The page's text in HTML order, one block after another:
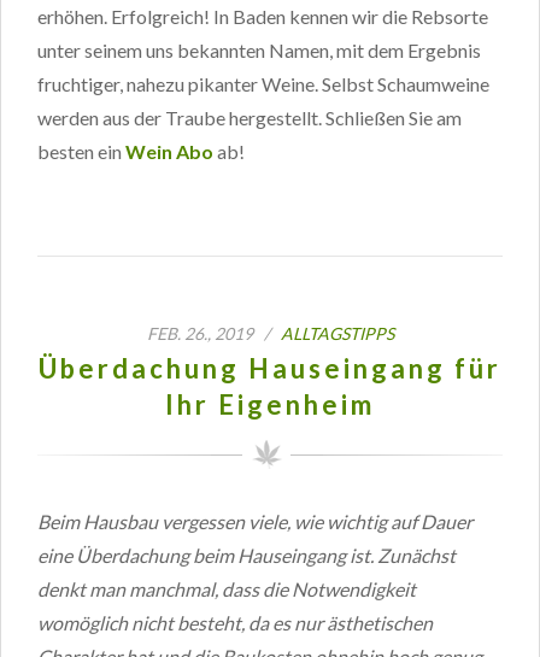
erhöhen. Erfolgreich! In Baden kennen wir die Rebsorte
unter seinem uns bekannten Namen, mit dem Ergebnis
fruchtiger, nahezu pikanter Weine. Selbst Schaumweine
werden aus der Traube hergestellt. Schließen Sie am
besten ein Wein Abo ab!
FEB. 26., 2019 / ALLTAGSTIPPS
Überdachung Hauseingang für
Ihr Eigenheim
Beim Hausbau vergessen viele, wie wichtig auf Dauer
eine Überdachung beim Hauseingang ist. Zunächst
denkt man manchmal, dass die Notwendigkeit
womöglich nicht besteht, da es nur ästhetischen